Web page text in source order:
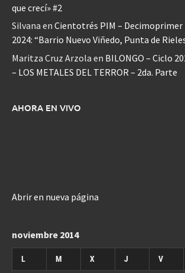
que crecí» #2
Silvana en Cientotrés PIM –
2024: “Barrio Nuevo Viñedo, Punta de
Maritza Cruz Arzola en BILONGO – Ciclo
– LOS METALES DEL TERROR – 2da. Parte
AHORA EN VIVO
Abrir en nueva página
noviembre 2014
L M X J V